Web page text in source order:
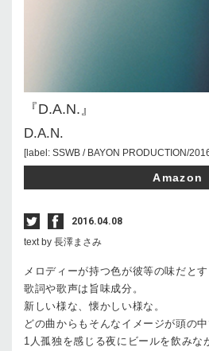
『D.A.N.』
D.A.N.
[label: SSWB / BAYON PRODUCTION/
Amazon
2016.04.08
text by 長澤まさみ
メロディーが持つ色が彼等の味だとす
歌詞や歌声は旨味成分。
新しい様な、懐かしい様な。
どの曲からもそんなイメージが頭の中
1人孤独を感じる夜にビールを飲みな